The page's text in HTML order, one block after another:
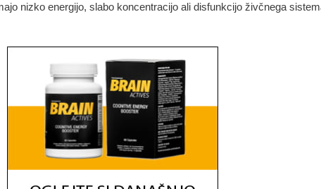
nizko energijo, slabo koncentracijo ali disfunkcijo živčnega